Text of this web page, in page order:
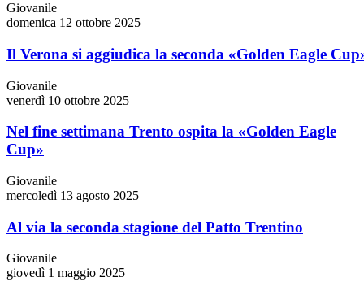
Giovanile
domenica 12 ottobre 2025
Il Verona si aggiudica la seconda «Golden Eagle
Giovanile
venerdì 10 ottobre 2025
Nel fine settimana Trento ospita la «Golden Eagle
Cup»
Giovanile
mercoledì 13 agosto 2025
Al via la seconda stagione del Patto Trentino
Giovanile
giovedì 1 maggio 2025